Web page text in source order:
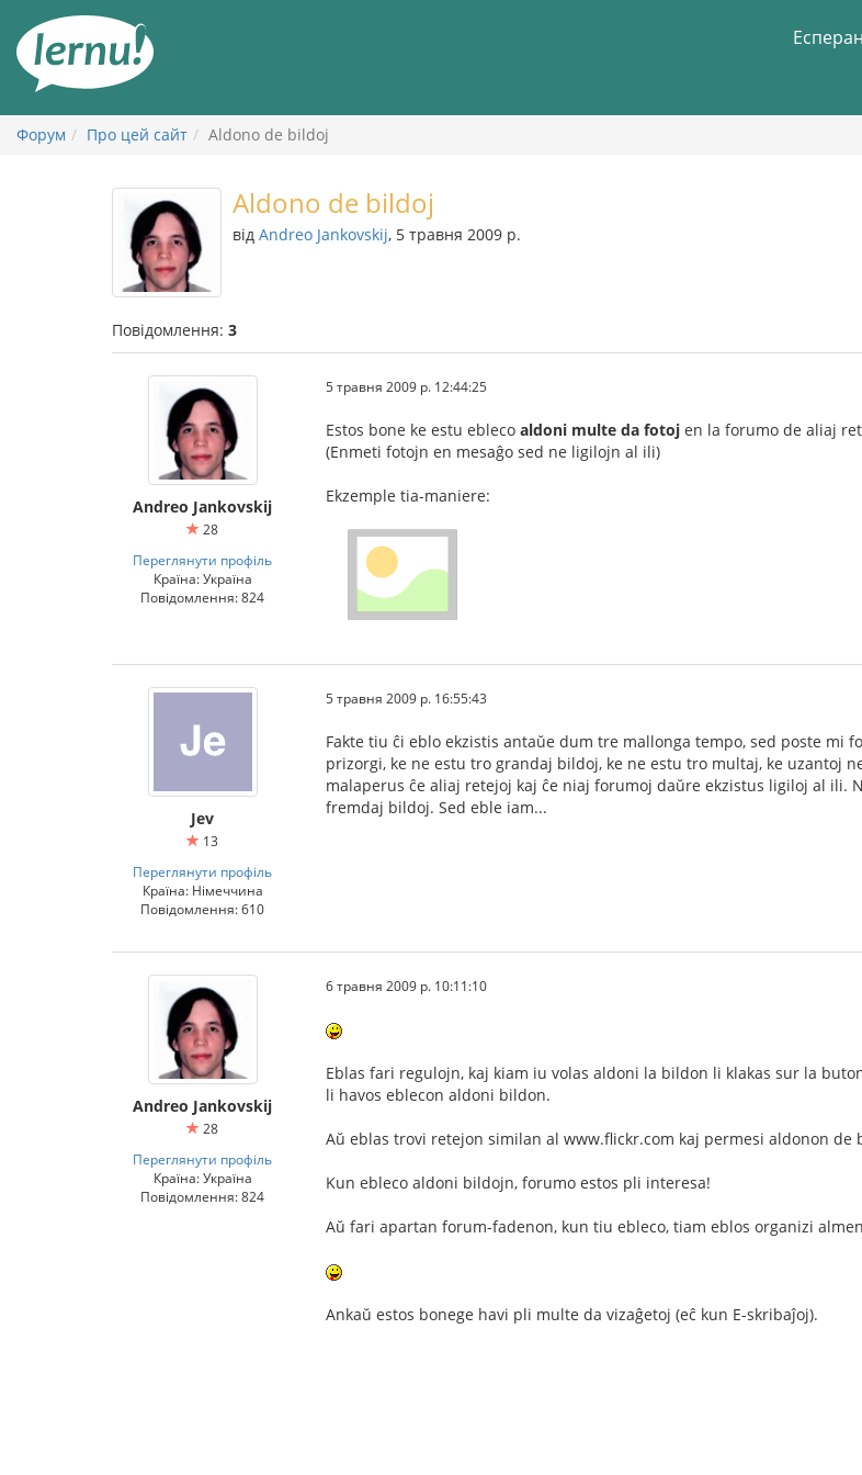
змісту
Форум Про цей сайт Aldono de bildoj
Aldono de bildoj
від Andreo Jankovskij, 5 травня 2009 р.
Повідомлення: 3
Andreo Jankovskij
28
Переглянути профіль
Країна: Україна
Повідомлення: 824
5 травня 2009 р. 12:44:25
Estos bone ke estu ebleco aldoni multe da fotoj en la forumo de aliaj
(Enmeti fotojn en mesaĝo sed ne ligilojn al ili)
Ekzemple tia-maniere:
Jev
13
Переглянути профіль
Країна: Німеччина
Повідомлення: 610
5 травня 2009 р. 16:55:43
Fakte tiu ĉi eblo ekzistis antaŭe dum tre mallonga tempo, sed poste mi
prizorgi, ke ne estu tro grandaj bildoj, ke ne estu tro multaj, ke uzantoj
malaperus ĉe aliaj retejoj kaj ĉe niaj forumoj daŭre ekzistus ligiloj al ili.
fremdaj bildoj. Sed eble iam...
Andreo Jankovskij
28
Переглянути профіль
Країна: Україна
Повідомлення: 824
6 травня 2009 р. 10:11:10
Eblas fari regulojn, kaj kiam iu volas aldoni la bildon li klakas sur la
li havos eblecon aldoni bildon.
Aŭ eblas trovi retejon similan al www.flickr.com kaj permesi aldonon
Kun ebleco aldoni bildojn, forumo estos pli interesa!
Aŭ fari apartan forum-fadenon, kun tiu ebleco, tiam eblos organizi
Ankaŭ estos bonege havi pli multe da vizaĝetoj (eĉ kun E-skribaĵoj).